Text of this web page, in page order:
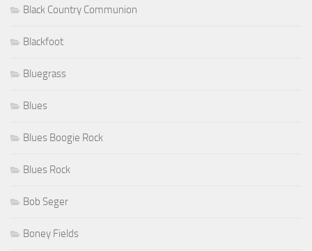
Black Country Communion
Blackfoot
Bluegrass
Blues
Blues Boogie Rock
Blues Rock
Bob Seger
Boney Fields